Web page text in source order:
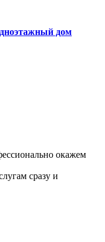
дом
окажем
сразу и